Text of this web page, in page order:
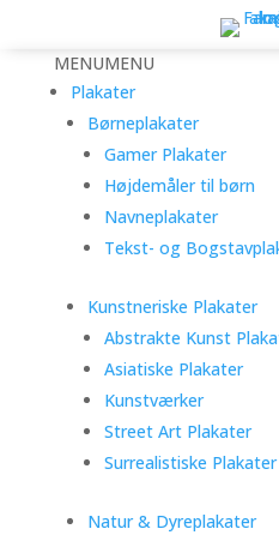
MENUMENU
Plakater
Børneplakater
Gamer Plakater
Højdemåler til børn
Navneplakater
Tekst- og
Kunstneriske Plakater
Abstrakte Kunst
Asiatiske Plakater
Kunstværker
Street Art Plakater
Surrealistiske Plakater
Natur & Dyreplakater